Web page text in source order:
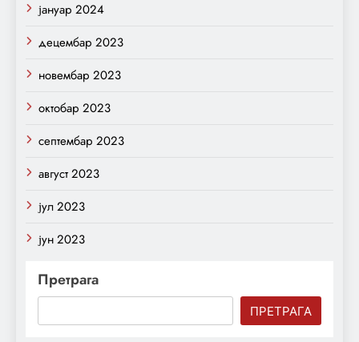
јануар 2024
децембар 2023
новембар 2023
октобар 2023
септембар 2023
август 2023
јул 2023
јун 2023
Претрага
ПРЕТРАГА